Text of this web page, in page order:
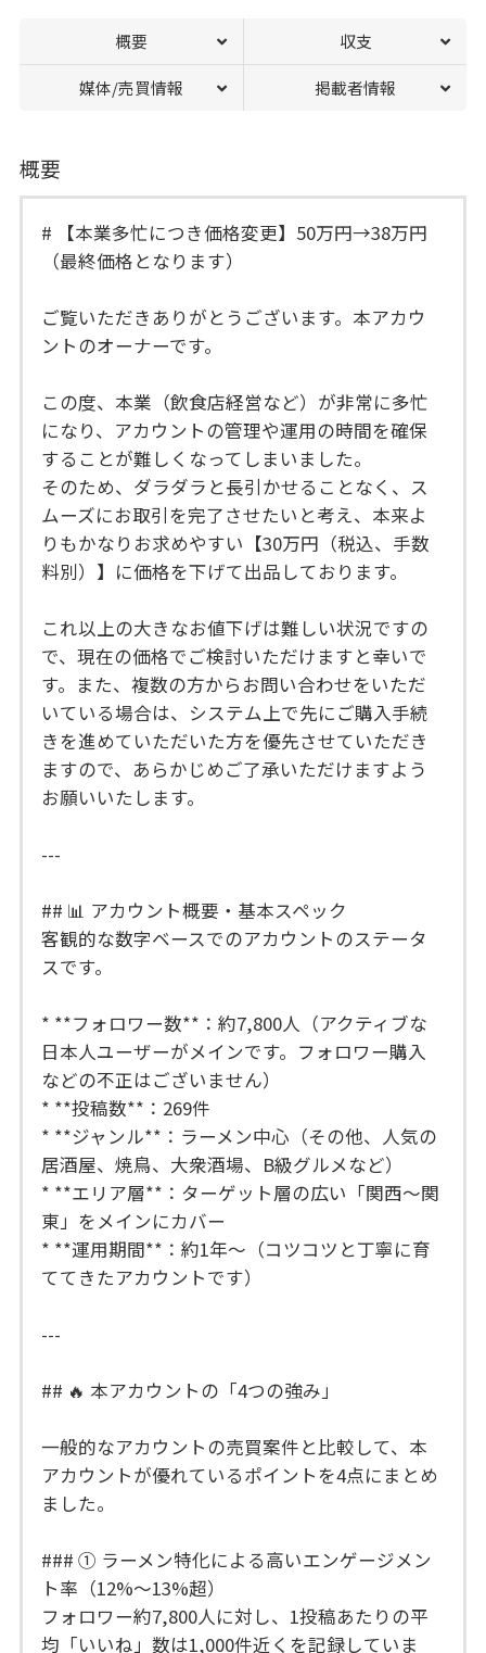
概要 収支
媒体/売買情報 掲載者情報
概要
# 【本業多忙につき価格変更】50万円→38万円
（最終価格となります）
ご覧いただきありがとうございます。本アカウ
ントのオーナーです。
この度、本業（飲食店経営など）が非常に多忙
になり、アカウントの管理や運用の時間を確保
することが難しくなってしまいました。
そのため、ダラダラと長引かせることなく、ス
ムーズにお取引を完了させたいと考え、本来よ
りもかなりお求めやすい【30万円（税込、手数
料別）】に価格を下げて出品しております。
これ以上の大きなお値下げは難しい状況ですの
で、現在の価格でご検討いただけますと幸いで
す。また、複数の方からお問い合わせをいただ
いている場合は、システム上で先にご購入手続
きを進めていただいた方を優先させていただき
ますので、あらかじめご了承いただけますよう
お願いいたします。
---
## 📊 アカウント概要・基本スペック
客観的な数字ベースでのアカウントのステータ
スです。
* **フォロワー数**：約7,800人（アクティブな
日本人ユーザーがメインです。フォロワー購入
などの不正はございません）
* **投稿数**：269件
* **ジャンル**：ラーメン中心（その他、人気の
居酒屋、焼鳥、大衆酒場、B級グルメなど）
* **エリア層**：ターゲット層の広い「関西〜関
東」をメインにカバー
* **運用期間**：約1年〜（コツコツと丁寧に育
ててきたアカウントです）
---
## 🔥 本アカウントの「4つの強み」
一般的なアカウントの売買案件と比較して、本
アカウントが優れているポイントを4点にまとめ
ました。
### ① ラーメン特化による高いエンゲージメン
ト率（12%〜13%超）
フォロワー約7,800人に対し、1投稿あたりの平
均「いいね」数は1,000件近くを記録していま